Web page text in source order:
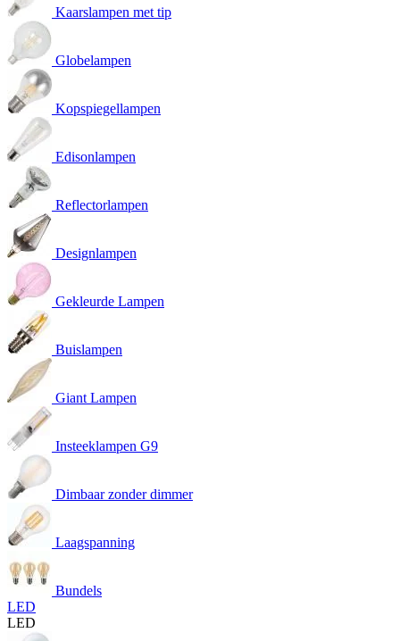
Kaarslampen met tip
Globelampen
Kopspiegellampen
Edisonlampen
Reflectorlampen
Designlampen
Gekleurde Lampen
Buislampen
Giant Lampen
Insteeklampen G9
Dimbaar zonder dimmer
Laagspanning
Bundels
LED
LED